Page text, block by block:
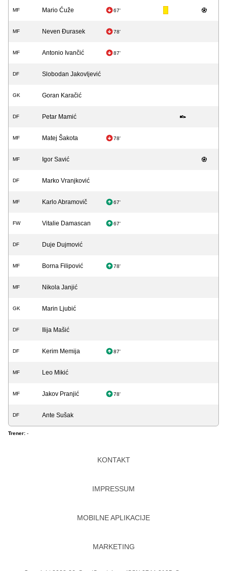
MF Mario Ćuže 67'
MF Neven Đurasek 78'
MF Antonio Ivančić 87'
DF Slobodan Jakovljević
GK Goran Karačić
DF Petar Mamić
MF Matej Šakota 78'
MF Igor Savić
DF Marko Vranjković
MF Karlo Abramovič 67'
FW Vitalie Damascan 67'
DF Duje Dujmović
MF Borna Filipović 78'
MF Nikola Janjić
GK Marin Ljubić
DF Ilija Mašić
DF Kerim Memija 87'
MF Leo Mikić
MF Jakov Pranjić 78'
DF Ante Sušak
Trener: -
KONTAKT
IMPRESSUM
MOBILNE APLIKACIJE
MARKETING